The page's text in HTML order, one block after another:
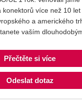
konektorů více než 10
a amerického
vaším
Přečtěte si více
Odeslat dotaz